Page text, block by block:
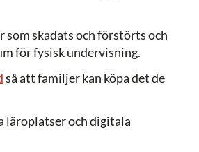
som skadats och förstörts och
för fysisk undervisning.
så att familjer kan köpa det de
och digitala